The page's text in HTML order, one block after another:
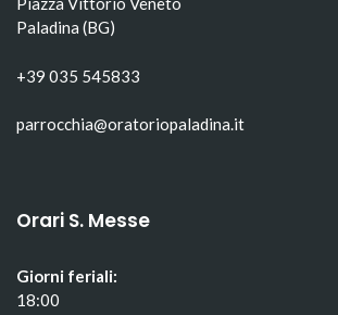
Paladina (BG)
+39 035 545833
parrocchia@oratoriopaladina.it
Orari S. Messe
Giorni feriali:
18:00